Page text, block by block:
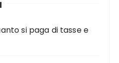
si paga di tasse e